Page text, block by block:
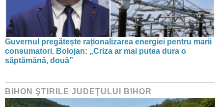
Guvernul pregătește raționalizarea energiei pentru marii
consumatori. Bolojan: „Criza ar mai putea dura o
săptămână, două”
BIHON ŞTIRILE JUDEŢULUI BIHOR